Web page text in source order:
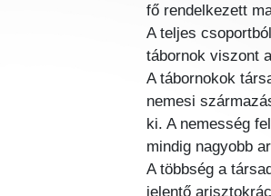
fő rendelkezett
A teljes
tábornok viszont
A tábornokok
nemesi
ki. A nemesség
mindig nagyobb
A többség a
jelentő